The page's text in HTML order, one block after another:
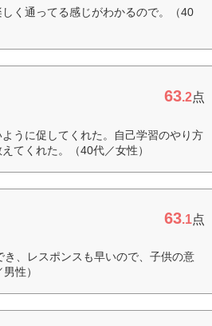
く通ってる感じがわかるので。（40
63.2点
うに促してくれた。自己学習のやり方
てくれた。（40代／女性）
63.1点
、レスポンスも早いので、子供の意
性）